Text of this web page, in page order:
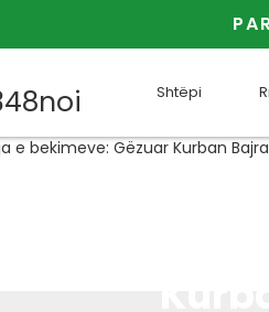
Shtëpi